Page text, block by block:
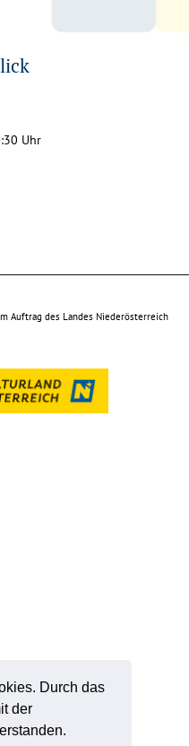
Durch das
der
Uhr
Auftrag des Landes Niederösterreich